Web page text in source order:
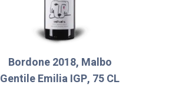
Bordone 2018, Malbo
Gentile Emilia IGP, 75 CL